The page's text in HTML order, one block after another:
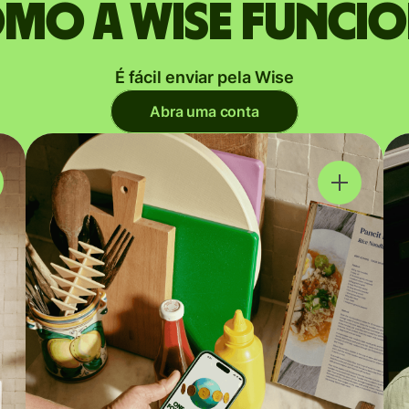
a Wise
É fácil enviar pela Wise
Abra uma conta